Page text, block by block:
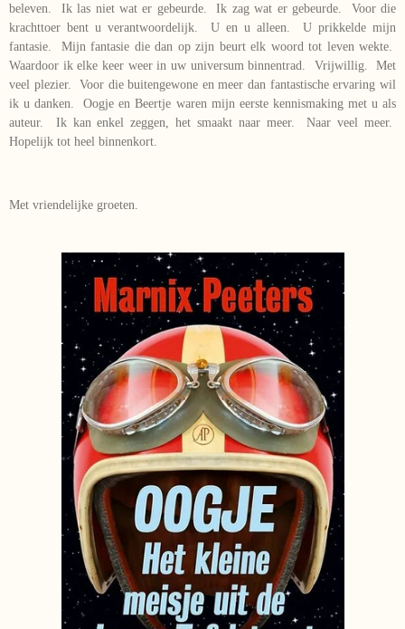
beleven. Ik las niet wat er gebeurde. Ik zag wat er gebeurde. Voor die
krachttoer bent u verantwoordelijk. U en u alleen. U prikkelde mijn
fantasie. Mijn fantasie die dan op zijn beurt elk woord tot leven wekte.
Waardoor ik elke keer weer in uw universum binnentrad. Vrijwillig. Met
veel plezier. Voor die buitengewone en meer dan fantastische ervaring wil
ik u danken. Oogje en Beertje waren mijn eerste kennismaking met u als
auteur. Ik kan enkel zeggen, het smaakt naar meer. Naar veel meer.
Hopelijk tot heel binnenkort.
Met vriendelijke groeten.